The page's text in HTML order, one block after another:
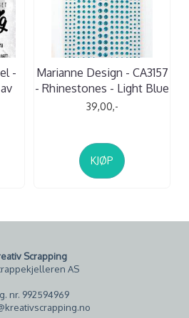
-
Marianne Design - CA3157
- Rhinestones - Light Blue
39,00,-
KJØP
Scrapping
AS
nr. 992594969